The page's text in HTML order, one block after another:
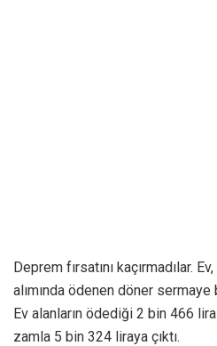
Deprem fırsatını kaçırmadılar.
alımında ödenen döner
Ev alanların ödediği 2 bin 466
zamla 5 bin 324 liraya çıktı.